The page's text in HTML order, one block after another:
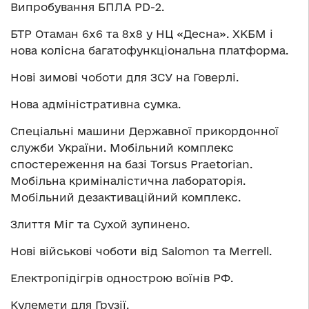
Випробування БПЛА PD-2.
​БТР Отаман 6х6 та 8х8 у НЦ «Десна». ХКБМ і
нова колісна багатофункціональна платформа.
Нові зимові чоботи для ЗСУ на Говерлі.
Нова адміністративна сумка.
Спеціальні машини Державної прикордонної
служби України. Мобільний комплекс
спостереження на базі Torsus Praetorian.
Мобільна криміналістична лабораторія.
Мобільний дезактиваційний комплекс.
Злиття Міг та Сухой зупинено.
Нові військові чоботи від Salomon та Merrell.
Електропідігрів однострою воїнів РФ.
Кулемети для Грузії.